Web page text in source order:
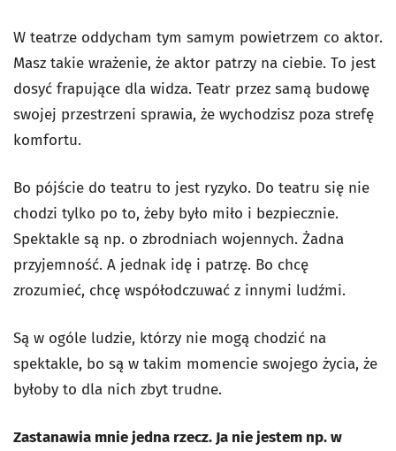
W teatrze oddycham tym samym powietrzem co aktor.
Masz takie wrażenie, że aktor patrzy na ciebie. To jest
dosyć frapujące dla widza. Teatr przez samą budowę
swojej przestrzeni sprawia, że wychodzisz poza strefę
komfortu.
Bo pójście do teatru to jest ryzyko. Do teatru się nie
chodzi tylko po to, żeby było miło i bezpiecznie.
Spektakle są np. o zbrodniach wojennych. Żadna
przyjemność. A jednak idę i patrzę. Bo chcę
zrozumieć, chcę współodczuwać z innymi ludźmi.
Są w ogóle ludzie, którzy nie mogą chodzić na
spektakle, bo są w takim momencie swojego życia, że
byłoby to dla nich zbyt trudne.
Zastanawia mnie jedna rzecz. Ja nie jestem np. w